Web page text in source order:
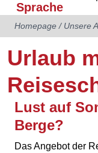
Sprache
Homepage / Unsere
Urlaub
Lust auf
Berge?
Das Angebot der